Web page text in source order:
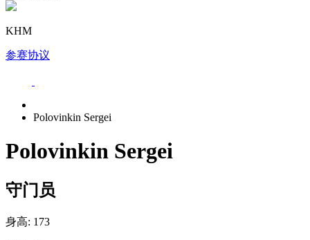
KHM
参赛协议
Polovinkin Sergei
Polovinkin Sergei
守门员
身高: 173